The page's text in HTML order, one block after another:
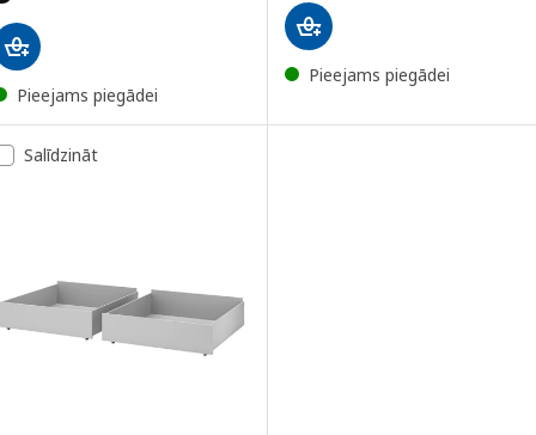
Pieejams piegādei
Pieejams piegādei
Salīdzināt